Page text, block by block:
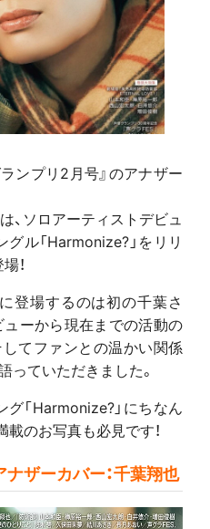
ンプリ2月号』のアナザー
、ソロアーティストデビュ
ル「Harmonize?」をリリ
！
登場するのは初の千葉さ
ーから現在までの活動の
てファンとの温かい関係
っていただきました。
「Harmonize?」にちなん
載のお写真も必見です！
ザーカバー：千葉翔也